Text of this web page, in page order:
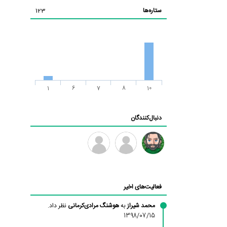
ستاره‌ها
123
1 6 7 8 10
دنبال‌کنندگان
بابی
براون
فعالیت‌های اخیر
محمد شیرازبههوشنگ مرادی‌کرمانی نظر داد.
1398/07/15